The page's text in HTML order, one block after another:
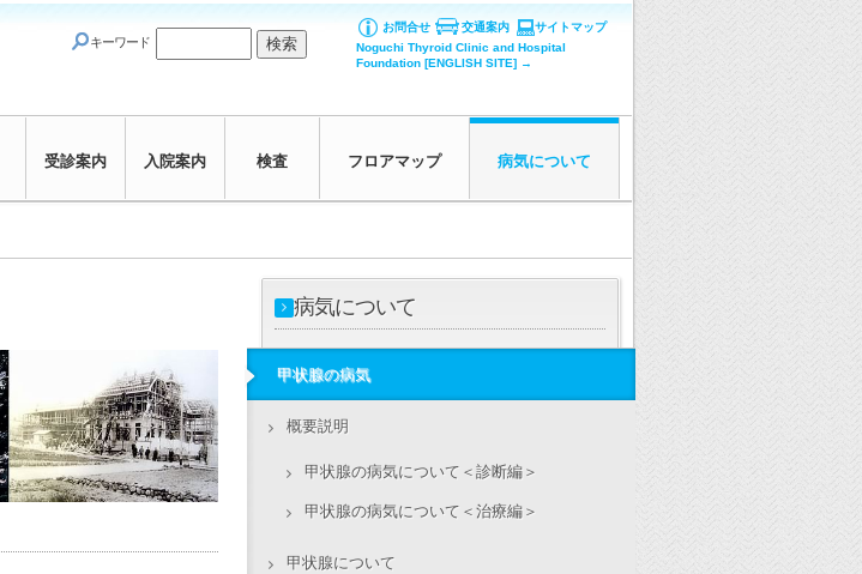
キーワード
お問合せ 交通案内
サイトマップ
Noguchi Thyroid Clinic and Hospital
Foundation [ENGLISH SITE] →
受診案内 入院案内 検査 フロアマップ 病気について
病気について
甲状腺の病気
概要説明
甲状腺の病気について＜診断編＞
甲状腺の病気について＜治療編＞
甲状腺について